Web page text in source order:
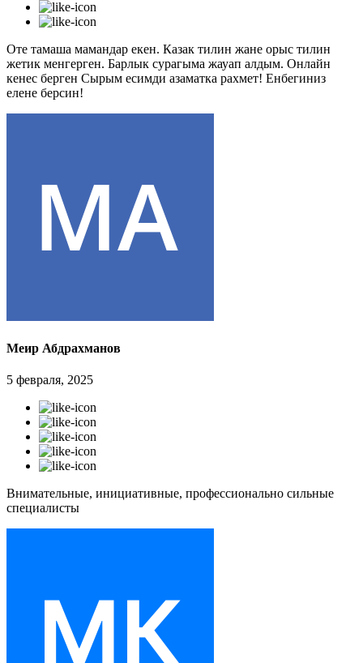
Оте тамаша мамандар екен. Казак тилин жане орыс тилин
жетик менгерген. Барлык сурагыма жауап алдым. Онлайн
кенес берген Сырым есимди азаматка рахмет! Енбегиниз
елене берсин!
Меир Абдрахманов
5 февраля, 2025
Внимательные, инициативные, профессионально сильные
специалисты